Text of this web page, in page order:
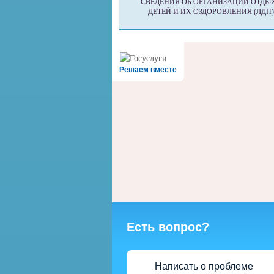
СВЕДЕНИЯ ОБ ОРГАНИЗАЦИИ
ДЕТЕЙ И ИХ ОЗДОРОВЛЕНИЯ (ЛДП)
Решаем вместе
Есть вопрос?
Написать о проблеме